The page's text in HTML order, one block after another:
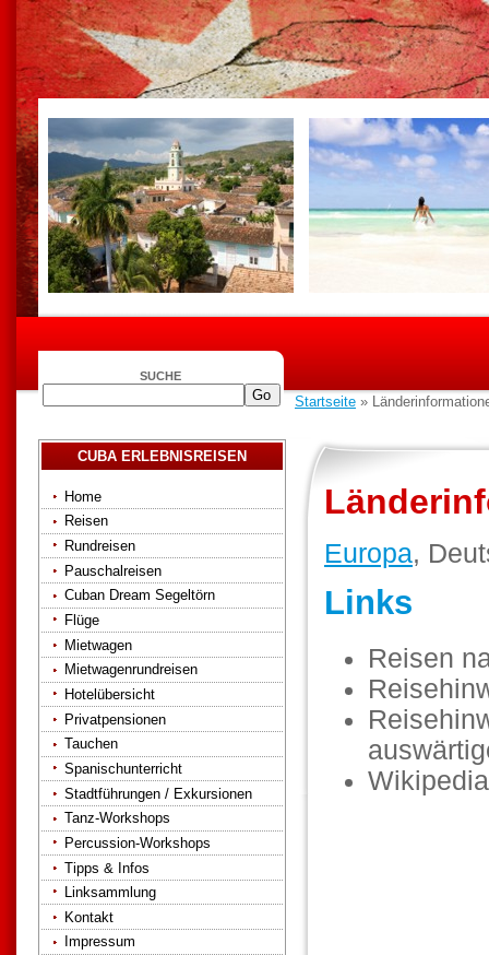
SUCHE
Startseite »
CUBA ERLEBNISREISEN
Home
Reisen
Rundreisen
Pauschalreisen
Cuban Dream Segeltörn
Flüge
Mietwagen
Mietwagenrundreisen
Hotelübersicht
Privatpensionen
Tauchen
Spanischunterricht
Stadtführungen / Exkursionen
Tanz-Workshops
Percussion-Workshops
Tipps & Infos
Linksammlung
Kontakt
Impressum
Europa,
Links
Reisen